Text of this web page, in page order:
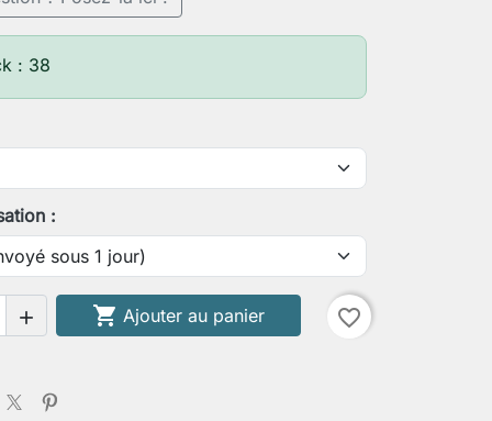
: 38
:
  Ajouter au panier favorite_border